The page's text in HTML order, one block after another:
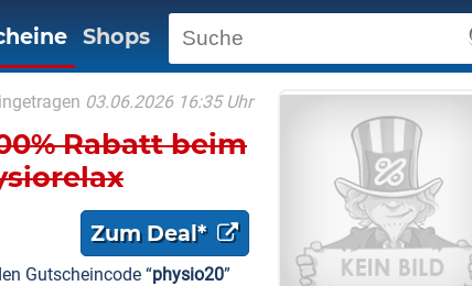
Shops
03.06.2026 16:35 Uhr
Rabatt beim
Zum Deal*
Gutscheincode “physio20”